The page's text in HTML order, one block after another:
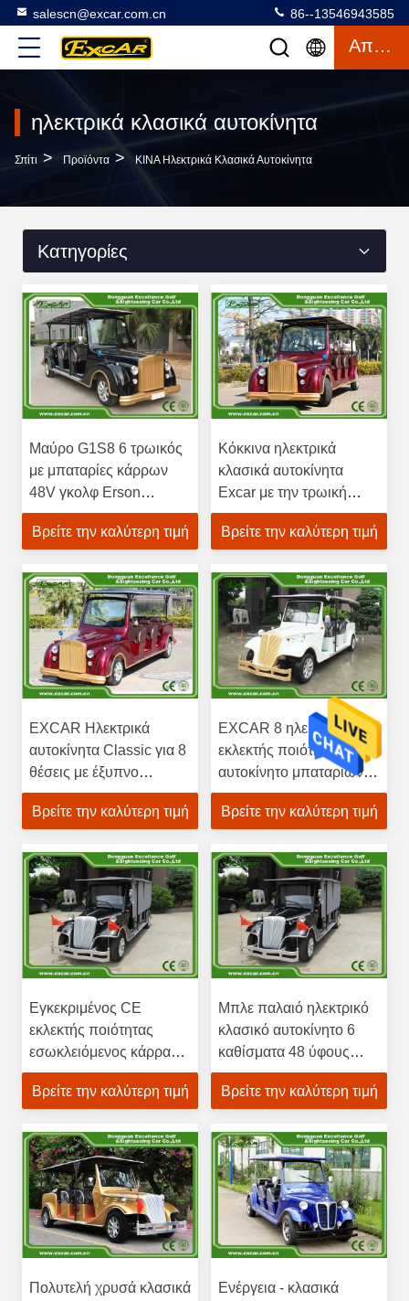
salescn@excar.com.cn 86--13546943585
Απόσπασμα
ηλεκτρικά κλασικά αυτοκίνητα
Σπίτι > Προϊόντα > ΚΙΝΑ Ηλεκτρικά Κλασικά Αυτοκίνητα
Κατηγορίες
Μαύρο G1S8 6 τρωικός
με μπαταρίες κάρρων
48V γκολφ Erson
αναδρομικός
Βρείτε την καλύτερη τιμή
Κόκκινα ηλεκτρικά
κλασικά αυτοκίνητα
Excar με την τρωική
μπαταρία, CE
εγκεκριμένο
Βρείτε την καλύτερη τιμή
EXCAR Ηλεκτρικά
αυτοκίνητα Classic για 8
θέσεις με έξυπνο
ενσωματωμένο φορτιστή
Βρείτε την καλύτερη τιμή
EXCAR 8 ηλεκτρικό
εκλεκτής ποιότητας
αυτοκίνητο μπαταριών
αυτοκινήτων 72V
επιβατών ηλεκτρικό
Βρείτε την καλύτερη τιμή
Εγκεκριμένος CE
εκλεκτής ποιότητας
εσωκλειόμενος κάρρα
τύπος 80KM γκολφ
ΣΥΝΕΧΈΣ σύστημα
Βρείτε την καλύτερη τιμή
Μπλε παλαιό ηλεκτρικό
κλασικό αυτοκίνητο 6
καθίσματα 48 ύφους
τάση με μπαταρίες
Βρείτε την καλύτερη τιμή
Πολυτελή χρυσά κλασικά
Ενέργεια - κλασικά